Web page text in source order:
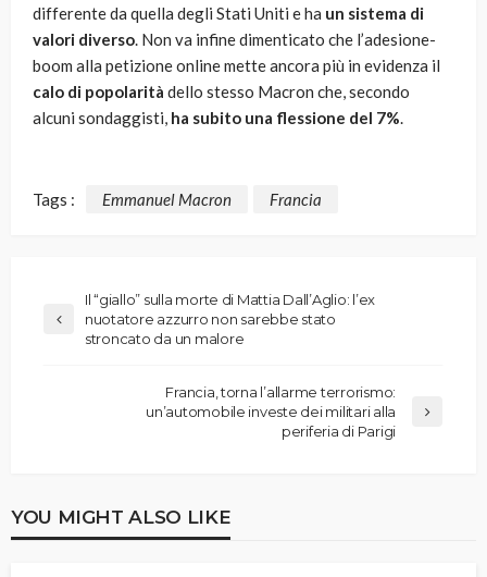
differente da quella degli Stati Uniti e ha un sistema di
valori diverso. Non va infine dimenticato che l’adesione-
boom alla petizione online mette ancora più in evidenza il
calo di popolarità dello stesso Macron che, secondo
alcuni sondaggisti, ha subito una flessione del 7%.
Tags : Emmanuel Macron Francia
Il “giallo” sulla morte di Mattia Dall’Aglio: l’ex
nuotatore azzurro non sarebbe stato
stroncato da un malore
Francia, torna l’allarme terrorismo:
un’automobile investe dei militari alla
periferia di Parigi
YOU MIGHT ALSO LIKE